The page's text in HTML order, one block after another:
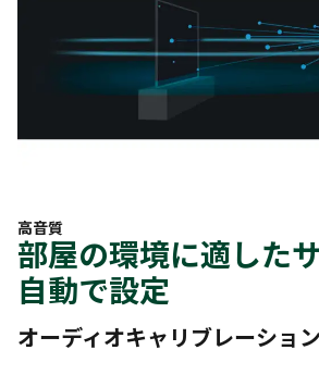
高音質
部屋の環境に適した
自動で設定
オーディオキャリブレーション